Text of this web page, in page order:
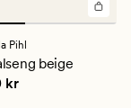
Pihl
beige
kr
kr